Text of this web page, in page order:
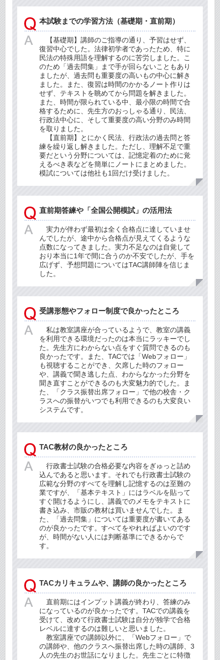
本試験までの学習方法（基礎期・直前期）
【基礎期】講師のご指導の通り、予習はせず、
復習中心でした。法律初学者であったため、特に
民法の特殊用語を理解するのに苦労しました。こ
のため「過去問集」まで手が回らないこともあり
ましたが、過去問も重要度の高いもの中心に解き
ました。また、復習は時間のかかるノート作りは
せず、テキストを眺めてから問題を解きました。
また、時間が限られている中、最小限の時間で合
格するために、先生方のおっしゃる通り、民法、
行政法中心に、そして重要度の高い分野のみ時間
を取りました。
【直前期】とにかく民法、行政法の過去問と答
練を繰り返し解きました。ただし、理解不足で重
要だという分野については、記憶定着のために覚
えるべき表などを簡単にノートにまとめました。
模試については他社も1回だけ受けました。
直前期答練や「全国公開模試」の活用法
実力が伴わず最初は全く合格点に達していませ
んでしたが、途中から合格点が見えてくるような
点数になってきました。実力不足なのは自覚して
おり本当に1年で間に合うのか不安でしたが、手を
広げず、予想問題についてはTAC講師陣を信じま
した。
受講形態やフォロー制度で良かったところ
私は教室講座が合っているようで、教室の講義
を利用できる環境だったのは本当にラッキーでし
た。先生方にわからない点をすぐ質問できるのも
良かったです。また、TACでは「Webフォロー」
も視聴することができ、欠席した時のフォロー
や、講義で聞き逃した点、わからなかった分野を
聞き直すことができるのも大変魅力的でした。ま
た、「クラス振替出席フォロー」で他の校舎・ク
ラスへの振替がいつでも利用できるのも大変良い
システムです。
TAC教材の良かったところ
行政書士試験の合格必要な内容をぎゅっと詰め
込んであると思います。それでも行政書士試験の
広範な分野のすべてを理解し記憶するのは至難の
業ですが、「基本テキスト」にはラベルを貼って
すぐ開けるようにし、講義でのメモをテキストに
書き込み、市販の教材は買いませんでした。ま
た、「過去問集」については重要度が書いてある
のが良かったです。すべてをやれればよいのです
が、時間がない人には判断基準にできるからで
す。
TACカリキュラムや、講師の良かったところ
直前期にはインプット講義が終わり、答練のみ
になっているのが良かったです。TACでの講義を
受けて、改めて行政書士試験は自分が独学で合格
レベルに達するのは難しいと思いました。
教室講座での講師以外に、「Webフォロー」で
の講師や、他のクラスへ振替出席した時の講師、3
人の先生のお世話になりました。先生ごとに特徴